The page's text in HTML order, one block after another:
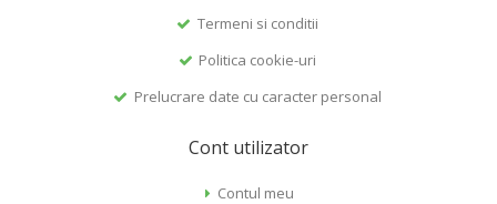
Termeni si conditii
Politica cookie-uri
Prelucrare date cu caracter personal
Cont utilizator
Contul meu